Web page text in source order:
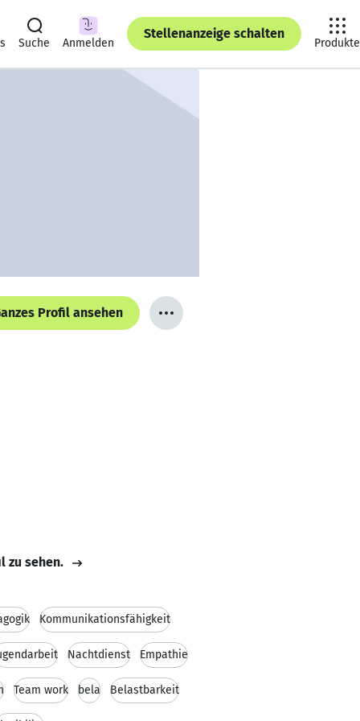
Suche Anmelden
Stellenanzeige schalten
Produkte
Profil ansehen
zu sehen.
Kommunikationsfähigkeit
Nachtdienst Empathie
Team work bela Belastbarkeit